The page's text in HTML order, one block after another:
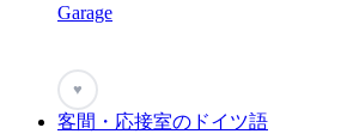
Garage
♥
客間・応接室のドイツ語